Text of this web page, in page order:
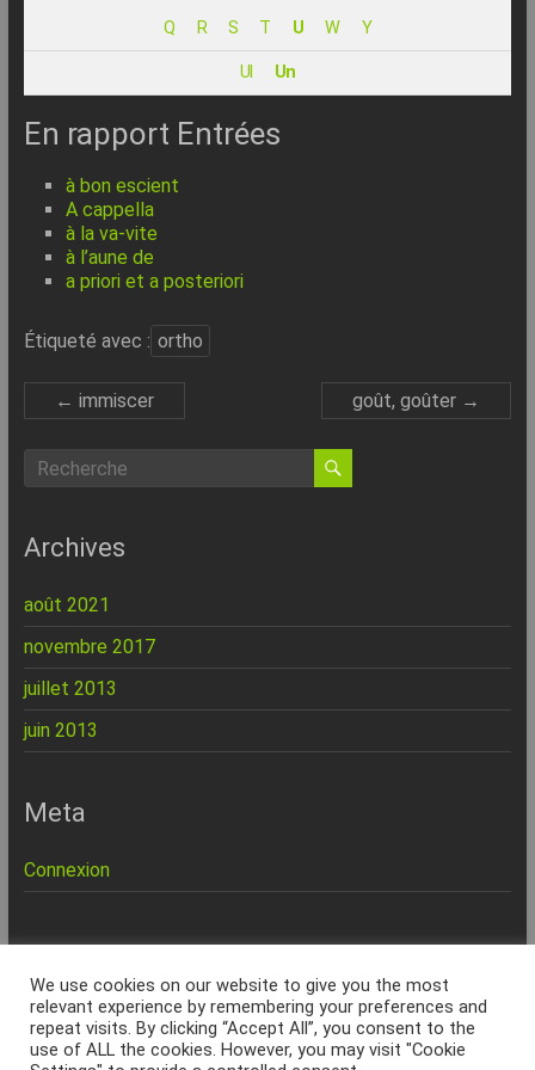
Internet
Expliquée
Simplement
Q R S T U W Y
Ul Un
En rapport Entrées
à bon escient
A cappella
à la va-vite
à l’aune de
a priori et a posteriori
Étiqueté avec : ortho
← immiscer goût, goûter →
Archives
août 2021
novembre 2017
juillet 2013
juin 2013
Meta
Connexion
Marseille
Accueil Charte Qualité Politique de confidentialité
Services & Tarifs
Formations
Seniors Site internet Dépannage à domicile
We use cookies on our website to give you the most
relevant experience by remembering your preferences and
repeat visits. By clicking “Accept All”, you consent to the
use of ALL the cookies. However, you may visit "Cookie